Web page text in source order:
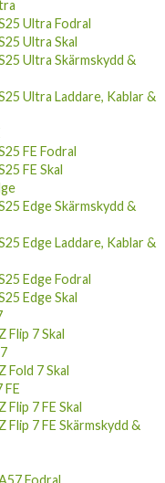
Ultra Fodral
Ultra Skal
Ultra Skärmskydd &
Ultra Laddare, Kablar &
FE Fodral
FE Skal
Edge Skärmskydd &
Edge Laddare, Kablar &
Edge Fodral
Edge Skal
Flip 7 Skal
Fold 7 Skal
FE
Flip 7 FE Skal
Flip 7 FE Skärmskydd &
Fodral